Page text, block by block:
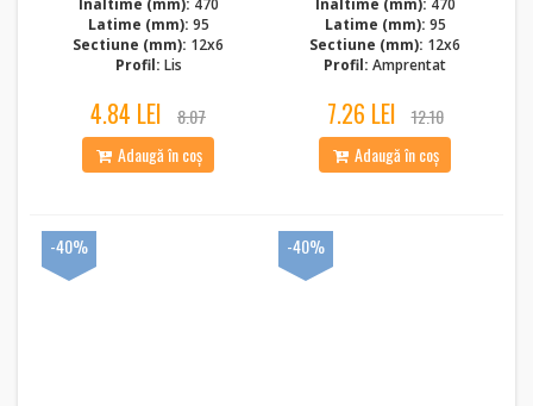
Inaltime (mm): 470
Latime (mm): 95
Sectiune (mm): 12x6
Profil: Lis
4.84 LEI
8.07
Adaugă în coș
Inaltime (mm): 470
Latime (mm): 95
Sectiune (mm): 12x6
Profil: Amprentat
7.26 LEI
12.10
Adaugă în coș
-40% -40%